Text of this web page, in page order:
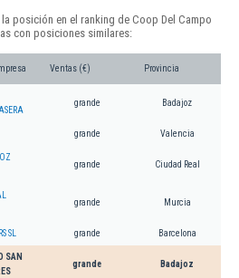
posición en el ranking de Coop Del Campo
con posiciones similares:
Ventas (€) Provincia
grande Badajoz
grande Valencia
grande Ciudad Real
grande Murcia
SL grande Barcelona
SAN
grande Badajoz